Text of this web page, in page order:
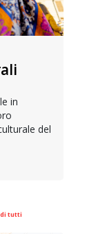
in
del
tutti